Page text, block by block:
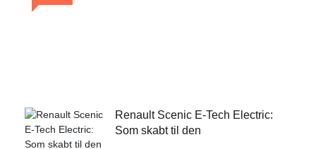
Renault Scenic E-Tech Electric:
Som skabt til den